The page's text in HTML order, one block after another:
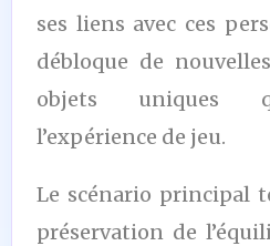
ses liens avec ces
débloque de
objets uniques
l’expérience de jeu.
Le scénario principal
préservation de